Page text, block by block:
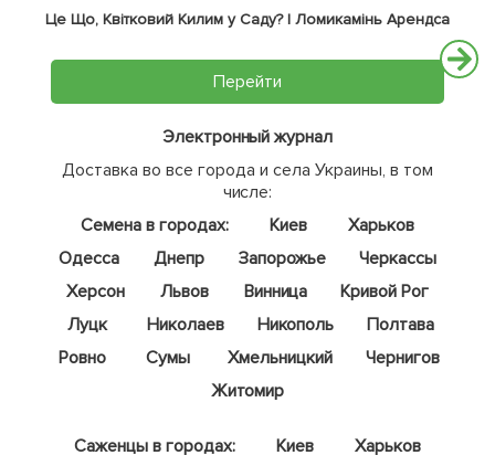
Це Що, Квітковий Килим у Саду? | Ломикамінь Арендса
Перейти
Электронный журнал
Доставка во все города и села Украины, в том
числе:
Семена в городах:
Киев
Харьков
Одесса
Днепр Запорожье
Черкассы
Херсон
Львов Винница
Кривой Рог
Луцк
Николаев Никополь
Полтава
Ровно
Сумы Хмельницкий
Чернигов
Житомир
Саженцы в городах: Киев
Харьков